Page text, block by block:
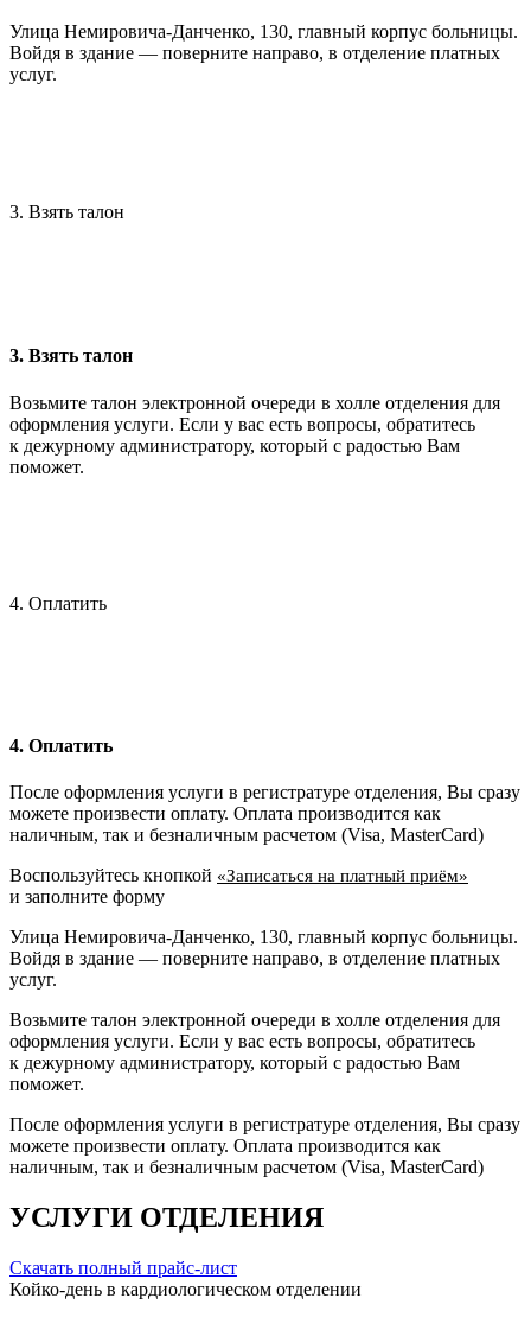
Улица Немировича-Данченко, 130, главный корпус больницы.
Войдя в здание — поверните направо, в отделение платных
услуг.
3. Взять талон
3. Взять талон
Возьмите талон электронной очереди в холле отделения для
оформления услуги. Если у вас есть вопросы, обратитесь
к дежурному администратору, который с радостью Вам
поможет.
4. Оплатить
4. Оплатить
После оформления услуги в регистратуре отделения, Вы сразу
можете произвести оплату. Оплата производится как
наличным, так и безналичным расчетом (Visa, MasterCard)
Воспользуйтесь кнопкой «Записаться на платный приём»
и заполните форму
Улица Немировича-Данченко, 130, главный корпус больницы.
Войдя в здание — поверните направо, в отделение платных
услуг.
Возьмите талон электронной очереди в холле отделения для
оформления услуги. Если у вас есть вопросы, обратитесь
к дежурному администратору, который с радостью Вам
поможет.
После оформления услуги в регистратуре отделения, Вы сразу
можете произвести оплату. Оплата производится как
наличным, так и безналичным расчетом (Visa, MasterCard)
УСЛУГИ ОТДЕЛЕНИЯ
Скачать полный прайс-лист
Койко-день в кардиологическом отделении